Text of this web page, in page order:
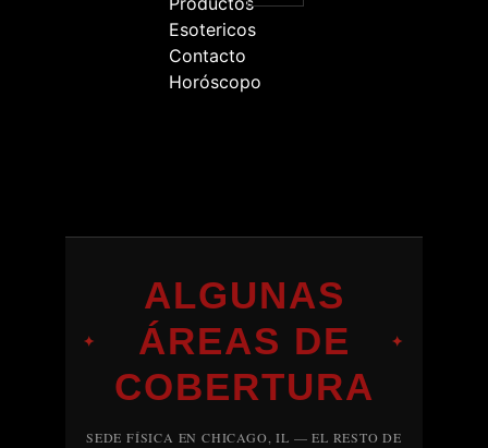
Esotericos
Contacto
Horóscopo
✦
ALGUNAS
ÁREAS DE
COBERTURA
✦
SEDE FÍSICA EN CHICAGO, IL — EL RESTO DE